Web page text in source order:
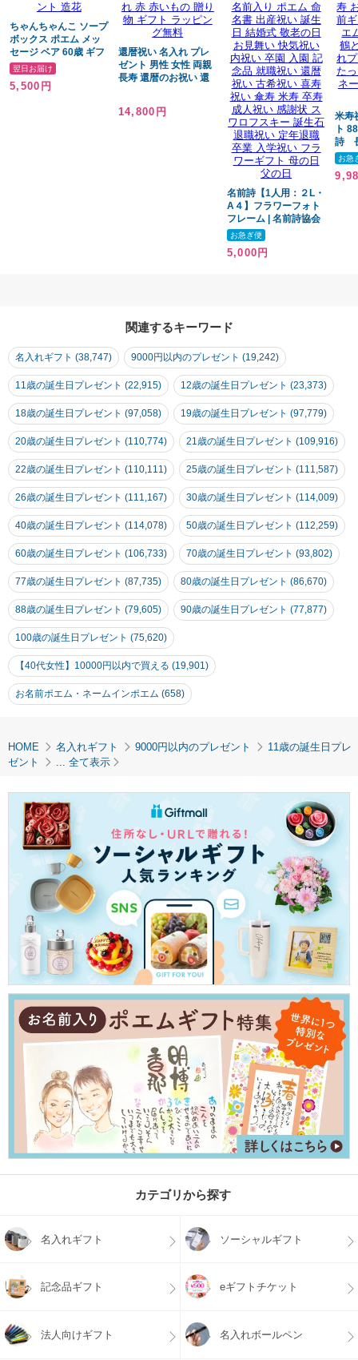
本体/ガラス
スタンド/アクリル
ちゃんちゃんこ ソープ
ボックス ポエム メッ
セージ ベア 60歳 ギフ
ト 誕生日 還暦 古希 喜
寿 傘寿 米寿 和風 プレ
ゼント 造花
翌日お届け
5,500円
還暦祝い 名入れ プレ
ゼント 男性 女性 両親
長寿 還暦のお祝い 還
しゃれ 赤 赤いもの 贈
14,800円
名前詩【1人用：２L・
A４】フラワーフォト
フレーム | 名前詩協会
認定 | 部活 卒団 楽しく
カスタマイズ♪名入れ
ギフト 名前入り ポエ
就職祝い 還暦祝い 古
希祝い 喜寿祝い 傘寿
米寿 卒寿 成人祝い 感
謝状 スワロフスキー
誕生石 退職祝い 定年
退職 卒業 入学祝い フ
ラワーギフト 母の日
父の日
お急ぎ便
5,000円
米寿
ト
詩
日
古希
寿
お急
関連するキーワード
名入れギフト (38,747) 9000円以内のプレゼント (19,242)
11歳の誕生日プレゼント (22,915) 12歳の誕生日プレゼント (23,373)
18歳の誕生日プレゼント (97,058) 19歳の誕生日プレゼント (97,779)
20歳の誕生日プレゼント (110,774) 21歳の誕生日プレゼント (109,916)
22歳の誕生日プレゼント (110,111) 25歳の誕生日プレゼント (111,587)
26歳の誕生日プレゼント (111,167) 30歳の誕生日プレゼント (114,009)
40歳の誕生日プレゼント (114,078) 50歳の誕生日プレゼント (112,259)
60歳の誕生日プレゼント (106,733) 70歳の誕生日プレゼント (93,802)
77歳の誕生日プレゼント (87,735) 80歳の誕生日プレゼント (86,670)
88歳の誕生日プレゼント (79,605) 90歳の誕生日プレゼント (77,877)
100歳の誕生日プレゼント (75,620)
【40代女性】10000円以内で買える (19,901)
お名前ポエム・ネームインポエム (658)
HOME 名入れギフト 9000円以内のプレゼント
11歳の誕生日プレ
ゼント
全て表示
カテゴリから探す
名入れギフト ソーシャルギフト
記念品ギフト eギフトチケット
法人向けギフト 名入れボールペン